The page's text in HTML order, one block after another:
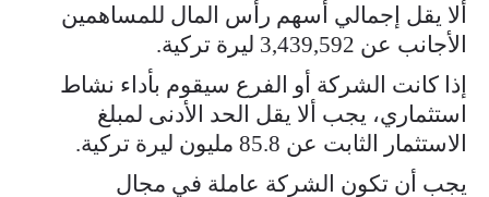
ألا يقل إجمالي أسهم رأس المال للمساهمين
الأجانب عن 3,439,592 ليرة تركية.
إذا كانت الشركة أو الفرع سيقوم بأداء نشاط
استثماري، يجب ألا يقل الحد الأدنى لمبلغ
الاستثمار الثابت عن 85.8 مليون ليرة تركية.
يجب أن تكون الشركة عاملة في مجال